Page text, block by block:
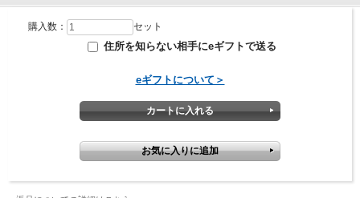
購入数： セット
住所を知らない相手にeギフトで送る
eギフトについて＞